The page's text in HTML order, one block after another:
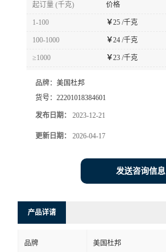
起订量 (千克) 价格
1-100 ￥25 /千克
100-1000 ￥24 /千克
≥1000 ￥23 /千克
品牌： 美国杜邦
货号： 22201018384601
发布日期： 2023-12-21
更新日期： 2026-04-17
发送咨询信息
产品详请
品牌 美国杜邦